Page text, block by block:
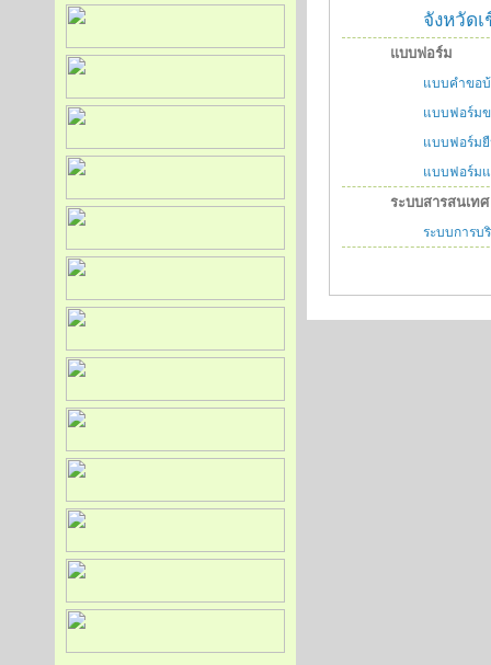
จังหวัด
แบบฟอร์ม
แบบคำขอ
แบบฟอร์มข
แบบฟอร์ม
แบบฟอร์ม
ระบบสารสนเทศ
ระบบการบ